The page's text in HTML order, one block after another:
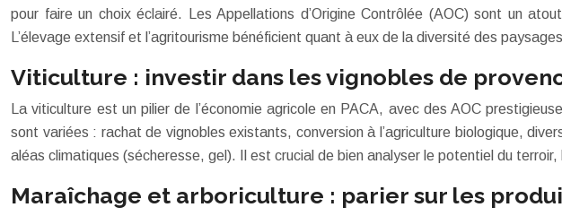
pour faire un choix éclairé. Les Appellations d’Origine Contrôlée (AOC) sont un
L’élevage extensif et l’agritourisme bénéficient quant à eux de la diversité des
Viticulture : investir dans les vignobles de
La viticulture est un pilier de l’économie agricole en PACA, avec des AOC
sont variées : rachat de vignobles existants, conversion à l’agriculture biologique,
aléas climatiques (sécheresse, gel). Il est crucial de bien analyser le potentiel du
Maraîchage et arboriculture : parier sur les